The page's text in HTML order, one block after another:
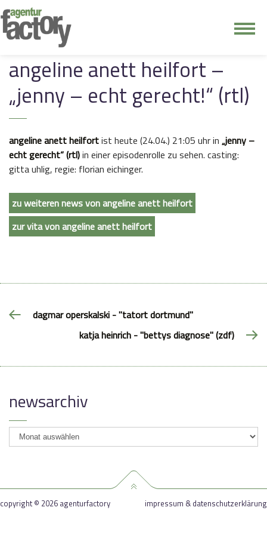
kontakt
angeline anett heilfort –
„jenny – echt gerecht!“ (rtl)
angeline anett heilfortist heute (24.04.) 21:05 uhr in „jenny –
echt gerecht“ (rtl)in einer episodenrolle zu sehen. casting:
gitta uhlig, regie: florian eichinger.
zu weiteren news von angeline anett heilfort
zur vita von angeline anett heilfort
dagmar operskalski - "tatort dortmund"
katja heinrich - "bettys diagnose" (zdf)
newsarchiv
newsarchiv
copyright © 2026 agenturfactory impressum & datenschutzerklärung